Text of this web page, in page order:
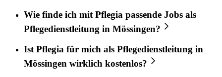
Wie finde ich mitPflegia passende Jobs als
Pflegedienstleitung in Mössingen?
Ist Pflegia für mich als Pflegedienstleitung in
Mössingen wirklich kostenlos?